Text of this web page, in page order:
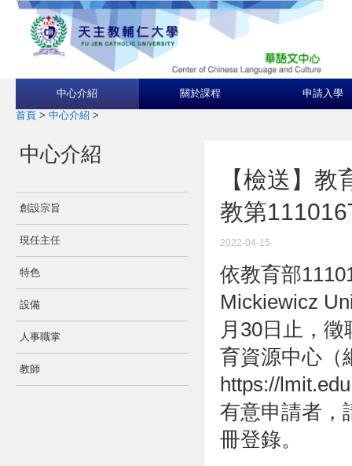
中心介紹 關於課程 申請入學
首頁 > 中心介紹 >
中心介紹
創設宗旨
現任主任
特色
設備
人事職掌
教師
【檢送】
教第
2022-04-15
依教育部
Mickiewicz
月30日止，
育資源中心（
https://
有意申請者，
冊登錄。